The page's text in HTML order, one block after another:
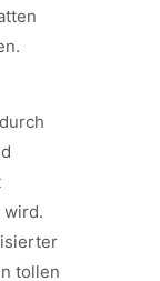
wird.
tollen